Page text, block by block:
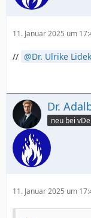
Die Frage ist
Ihrem Frommen
Wir haben uns
mehr sondern,
Meine Damen
frielichen
über Sie
Epp sprach es,
11. Januar 2025 um
// Dr. Ulrike
Dr.
neu bei
11. Januar 2025 um